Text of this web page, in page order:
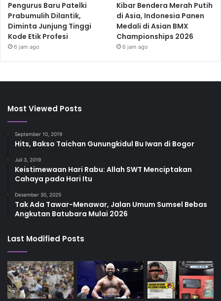
Pengurus Baru Patelki
Prabumulih Dilantik,
Diminta Junjung Tinggi
Kode Etik Profesi
6 jam ago
Kibar Bendera Merah Putih
di Asia, Indonesia Panen
Medali di Asian BMX
Championships 2026
6 jam ago
Most Viewed Posts
September 10, 2019
Hits, Bakso Taichan Gunungkidul Bu Iwan di Bogor
Juli 3, 2019
Keistimewaan Hari Rabu: Allah SWT Menciptakan
Cahaya pada Hari Itu
Desember 30, 2025
Tak Ada Tawar-Menawar, Jalan Umum Sumsel Bebas
Angkutan Batubara Mulai 2026
Last Modified Posts